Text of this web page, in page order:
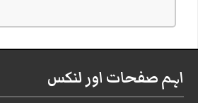
اہم صفحات اور لنکس